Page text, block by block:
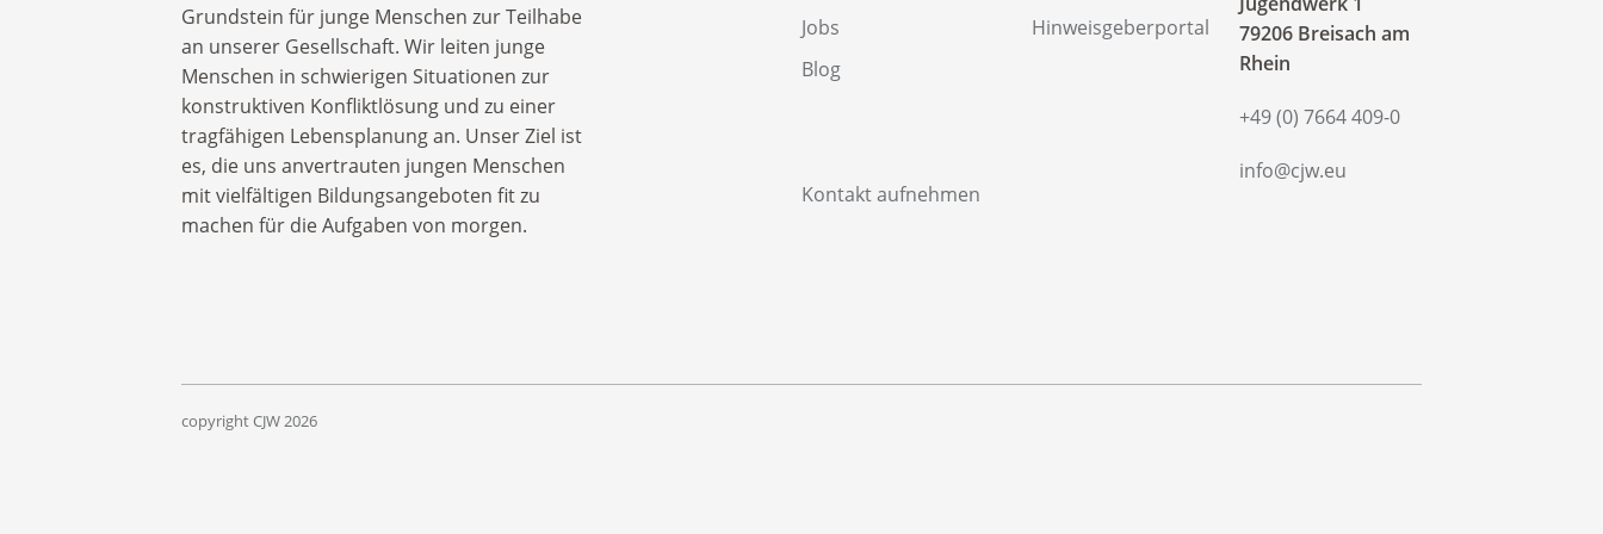
Grundstein für junge Menschen zur Teilhabe
an unserer Gesellschaft. Wir leiten junge
Menschen in schwierigen Situationen zur
konstruktiven Konfliktlösung und zu einer
tragfähigen Lebensplanung an. Unser Ziel ist
es, die uns anvertrauten jungen Menschen
mit vielfältigen Bildungsangeboten fit zu
machen für die Aufgaben von morgen.
Jobs
Blog
Kontakt aufnehmen
Hinweisgeberportal
79206 Breisach am
Rhein
+49 (0) 7664 409-0
info@cjw.eu
copyright CJW2026